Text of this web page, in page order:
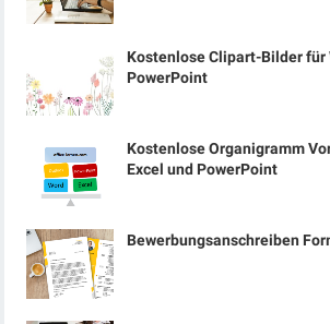
Kostenlose Clipart-Bilder für
PowerPoint
Kostenlose Organigramm
Excel und PowerPoint
Bewerbungsanschreiben